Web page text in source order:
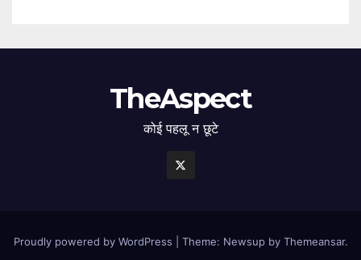
TheAspect
कोई पहलू न छूटे
Proudly powered by WordPress Theme: Newsup by Themeansar.